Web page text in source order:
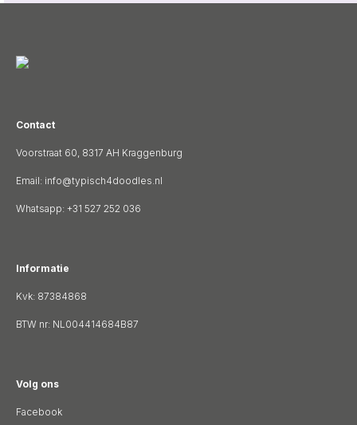
Contact
Voorstraat 60, 8317 AH Kraggenburg
Email: info@typisch4doodles.nl
Whatsapp: +31 527 252 036
Informatie
Kvk: 87384868
BTW nr: NL004414684B87
Volg ons
Facebook